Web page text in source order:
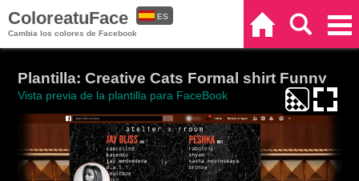
ColoreatuFace
Cambia los colores de Facebook
ES
Plantilla: Creative Cats Formal shirt Funny
Vista previa de la plantilla para FaceBook